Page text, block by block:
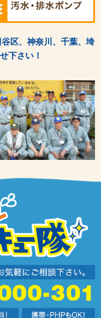
区、神奈川、千葉、埼
下さい！